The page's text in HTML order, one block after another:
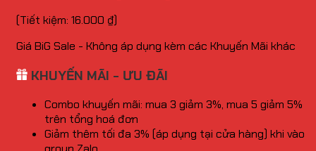
(Tiết kiệm: 16.000 ₫)
Giá BiG Sale - Không áp dụng kèm các Khuyến Mãi khác
KHUYẾN MÃI - ƯU ĐÃI
Combo khuyến mãi: mua 3 giảm 3%, mua 5 giảm 5%
trên tổng hoá đơn
Giảm thêm tối đa 3% (áp dụng tại cửa hàng) khi vào